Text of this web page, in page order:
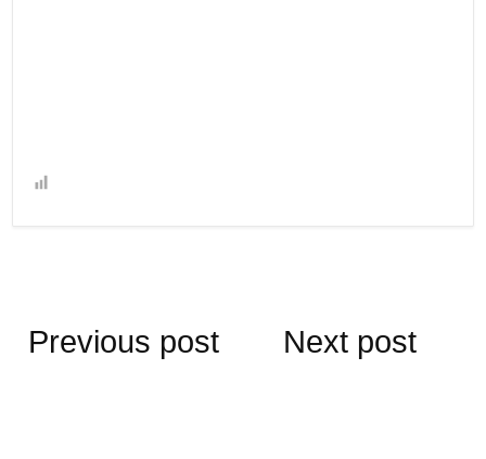
Beitragsnavigation
Previous post Next post